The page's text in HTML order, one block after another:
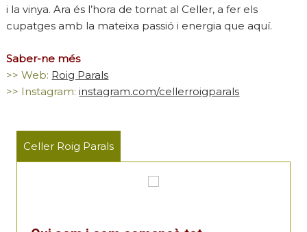
i la vinya. Ara és l’hora de tornat al Celler, a fer els
cupatges amb la mateixa passió i energia que aquí.
Saber-ne més
>> Web: Roig Parals
>> Instagram:instagram.com/cellerroigparals
Celler Roig Parals